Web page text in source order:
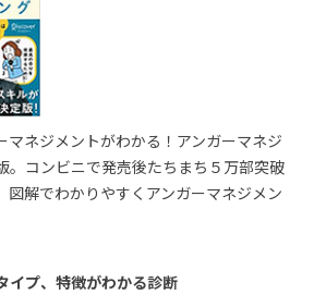
マネジメントがわかる！アンガーマネジ
。コンビニで発売後たちまち５万部突破
図解でわかりやすくアンガーマネジメン
イプ、特徴がわかる診断